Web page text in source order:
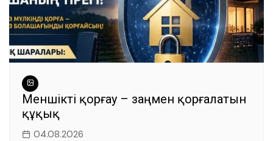
Меншікті қорғау – заңмен қорғалатын
құқық
04.08.2026